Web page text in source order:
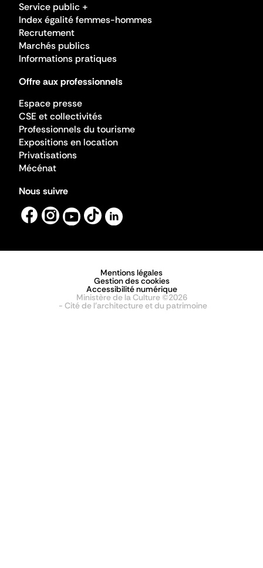
Service public +
Index égalité femmes-hommes
Recrutement
Marchés publics
Informations pratiques
Offre aux professionnels
Espace presse
CSE et collectivités
Professionnels du tourisme
Expositions en location
Privatisations
Mécénat
Nous suivre
Mentions légales
Gestion des cookies
Accessibilité numérique
Ministère de la Culture ©2026
- Cité de l'architecture et du patrimoine